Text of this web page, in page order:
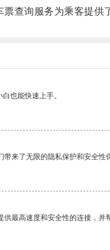
询服务为乘客提供
也能快速上手。
来了无限的隐私保护和安全性
最高速度和安全性的连接，并